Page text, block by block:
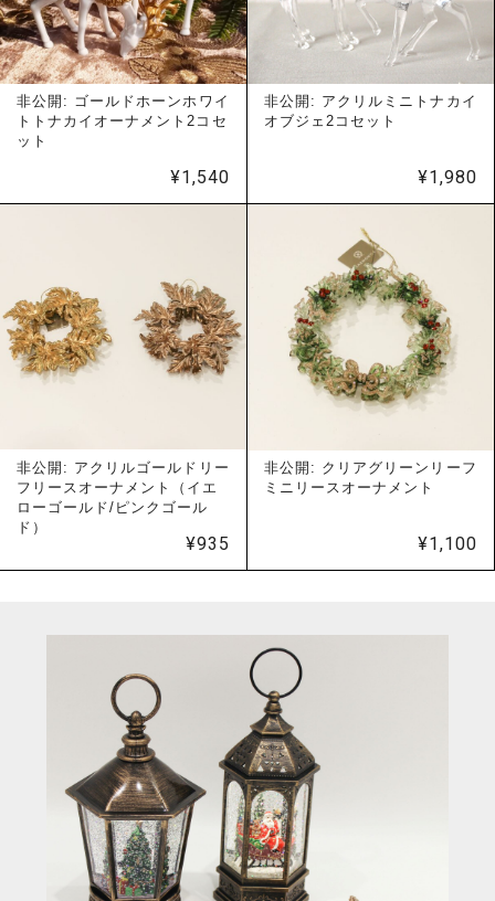
非公開: ゴールドホーンホワイ
トトナカイオーナメント2コセ
ット
¥1,540
非公開: アクリルミニトナカイ
オブジェ2コセット
¥1,980
非公開: アクリルゴールドリー
フリースオーナメント（イエ
ローゴールド/ピンクゴール
ド）
¥935
非公開: クリアグリーンリーフ
ミニリースオーナメント
¥1,100